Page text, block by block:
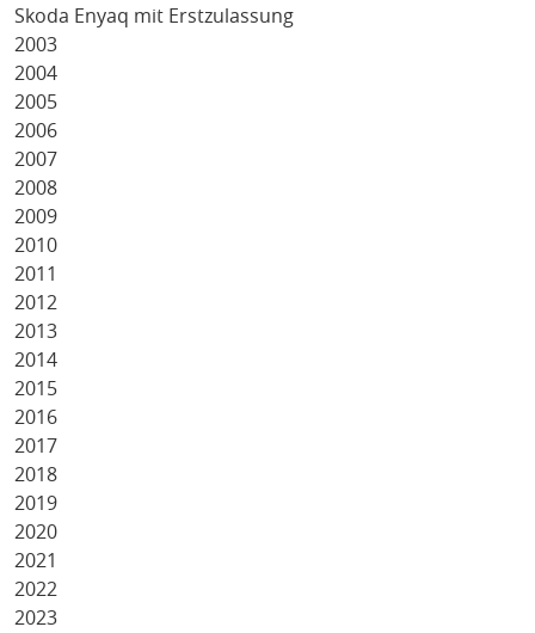
Skoda Enyaq mit Erstzulassung
2003
2004
2005
2006
2007
2008
2009
2010
2011
2012
2013
2014
2015
2016
2017
2018
2019
2020
2021
2022
2023